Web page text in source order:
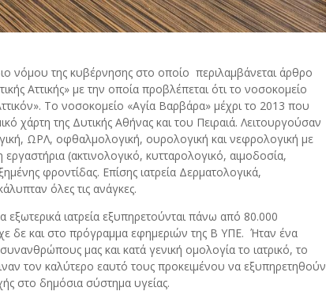
νόμου της κυβέρνησης στο οποίο περιλαμβάνεται άρθρο
Αττικής» με την οποία προβλέπεται ότι το νοσοκομείο
Το νοσοκομείο «Αγία Βαρβάρα» μέχρι το 2013 που
χάρτη της Δυτικής Αθήνας και του Πειραιά. Λειτουργούσαν
ΩΡΛ, οφθαλμολογική, ουρολογική και νεφρολογική με
(ακτινολογικό, κυτταρολογικό, αιμοδοσία,
φροντίδας. Επίσης ιατρεία Δερματολογικά,
όλες τις ανάγκες.
ιατρεία εξυπηρετούνται πάνω από 80.000
δε και στο πρόγραμμα εφημεριών της Β ΥΠΕ. Ήταν ένα
μας και κατά γενική ομολογία το ιατρικό, το
τον καλύτερο εαυτό τους προκειμένου να εξυπηρετηθούν
στο δημόσια σύστημα υγείας.